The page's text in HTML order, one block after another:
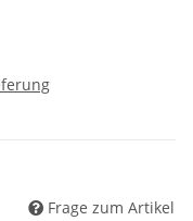
Frage zum Artikel